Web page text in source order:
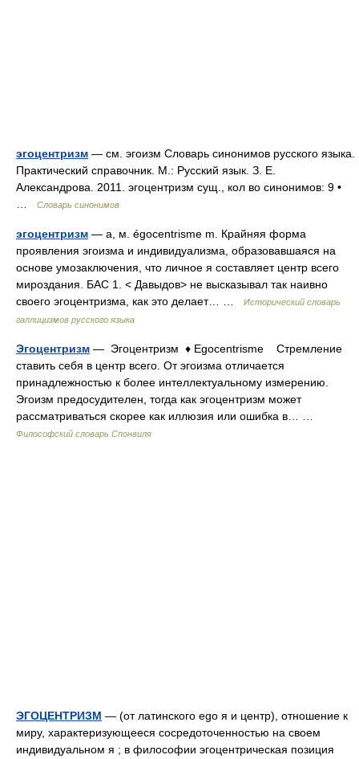
эгоцентризм — см. эгоизм Словарь синонимов русского языка.
Практический справочник. М.: Русский язык. З. Е.
Александрова. 2011. эгоцентризм сущ., кол во синонимов: 9 •
Словарь синонимов
эгоцентризм — а, м. égocentrisme m. Крайняя форма
проявления эгоизма и индивидуализма, образовавшаяся на
основе умозаключения, что личное я составляет центр всего
мироздания. БАС 1. < Давыдов> не высказывал так наивно
своего эгоцентризма, как это делает… …
Исторический словарь
галлицизмов русского языка
Эгоцентризм — Эгоцентризм ♦ Egocentrisme Стремление
ставить себя в центр всего. От эгоизма отличается
принадлежностью к более интеллектуальному измерению.
Эгоизм предосудителен, тогда как эгоцентризм может
рассматриваться скорее как иллюзия или ошибка в… …
Философский словарь Спонвиля
ЭГОЦЕНТРИЗМ — (от латинского ego я и центр), отношение к
миру, характеризующееся сосредоточенностью на своем
индивидуальном я ; в философии эгоцентрическая позиция